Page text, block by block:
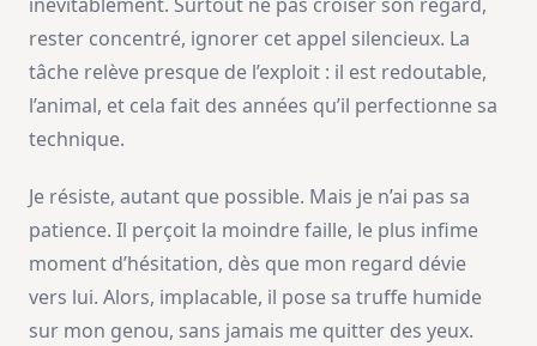
rester concentré, ignorer cet appel silencieux. La
tâche relève presque de l’exploit : il est redoutable,
l’animal, et cela fait des années qu’il perfectionne sa
technique.
Je résiste, autant que possible. Mais je n’ai pas sa
patience. Il perçoit la moindre faille, le plus infime
moment d’hésitation, dès que mon regard dévie
vers lui. Alors, implacable, il pose sa truffe humide
sur mon genou, sans jamais me quitter des yeux.